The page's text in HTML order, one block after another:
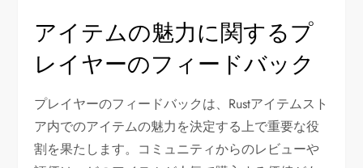
アイテムの魅力に関するプ
レイヤーのフィードバック
プレイヤーのフィードバックは、Rustアイテムスト
ア内でのアイテムの魅力を決定する上で重要な役
割を果たします。コミュニティからのレビューや